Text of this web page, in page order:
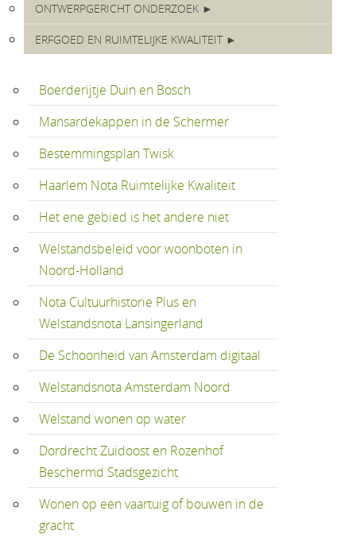
ONTWERPGERICHT ONDERZOEK ►
ERFGOED EN RUIMTELIJKE KWALITEIT ►
Boerderijtje Duin en Bosch
Mansardekappen in de Schermer
Bestemmingsplan Twisk
Haarlem Nota Ruimtelijke Kwaliteit
Het ene gebied is het andere niet
Welstandsbeleid voor woonboten in
Noord-Holland
Nota Cultuurhistorie Plus en
Welstandsnota Lansingerland
De Schoonheid van Amsterdam digitaal
Welstandsnota Amsterdam Noord
Welstand wonen op water
Dordrecht Zuidoost en Rozenhof
Beschermd Stadsgezicht
Wonen op een vaartuig of bouwen in de
gracht